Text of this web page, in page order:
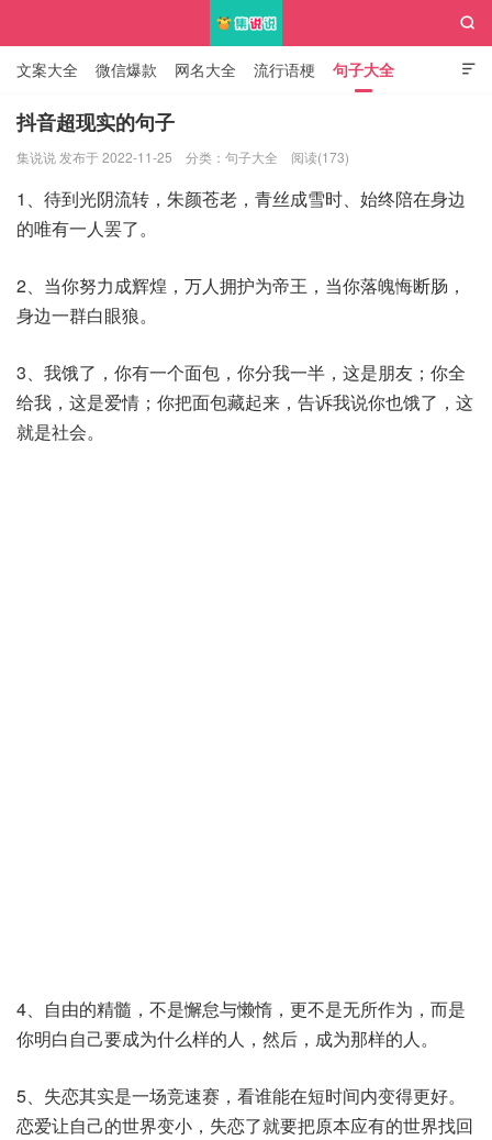

文案大全 微信爆款 网名大全 流行语梗 句子大全
知识大全

抖音超现实的句子
集说说 发布于 2022-11-25 分类： 句子大全 阅读(173)
1、待到光阴流转，朱颜苍老，青丝成雪时、始终陪在身边
的唯有一人罢了。
2、当你努力成辉煌，万人拥护为帝王，当你落魄悔断肠，
身边一群白眼狼。
3、我饿了，你有一个面包，你分我一半，这是朋友；你全
给我，这是爱情；你把面包藏起来，告诉我说你也饿了，这
就是社会。
4、自由的精髓，不是懈怠与懒惰，更不是无所作为，而是
你明白自己要成为什么样的人，然后，成为那样的人。
5、失恋其实是一场竞速赛，看谁能在短时间内变得更好。
恋爱让自己的世界变小，失恋了就要把原本应有的世界找回